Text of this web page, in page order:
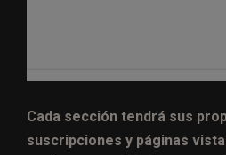
Cada sección tendrá sus
suscripciones y páginas